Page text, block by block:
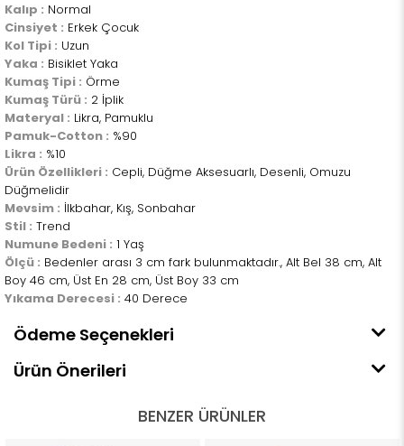
Kalıp : Normal
Cinsiyet : Erkek Çocuk
Kol Tipi : Uzun
Yaka : Bisiklet Yaka
Kumaş Tipi : Örme
Kumaş Türü : 2 İplik
Materyal : Likra, Pamuklu
Pamuk-Cotton : %90
Likra : %10
Ürün Özellikleri : Cepli, Düğme Aksesuarlı, Desenli, Omuzu
Düğmelidir
Mevsim : İlkbahar, Kış, Sonbahar
Stil : Trend
Numune Bedeni : 1 Yaş
Ölçü : Bedenler arası 3 cm fark bulunmaktadır., Alt Bel 38 cm, Alt
Boy 46 cm, Üst En 28 cm, Üst Boy 33 cm
Yıkama Derecesi : 40 Derece
Ödeme Seçenekleri
Ürün Önerileri
BENZER ÜRÜNLER